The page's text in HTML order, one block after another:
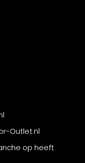
Outlet.nl
op heeft